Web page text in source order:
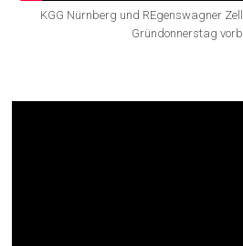
KGG Nürnberg und REgenswagner
Gründonnerstag